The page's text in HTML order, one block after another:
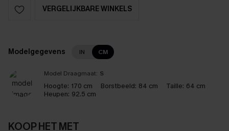
VERGELIJKBARE WINKELS
Modelgegevens IN CM
Model Draagmaat: S
Hoogte: 170 cm Borstbeeld: 84 cm Taille: 64 cm
Heupen: 92.5 cm
KOOP HET MET